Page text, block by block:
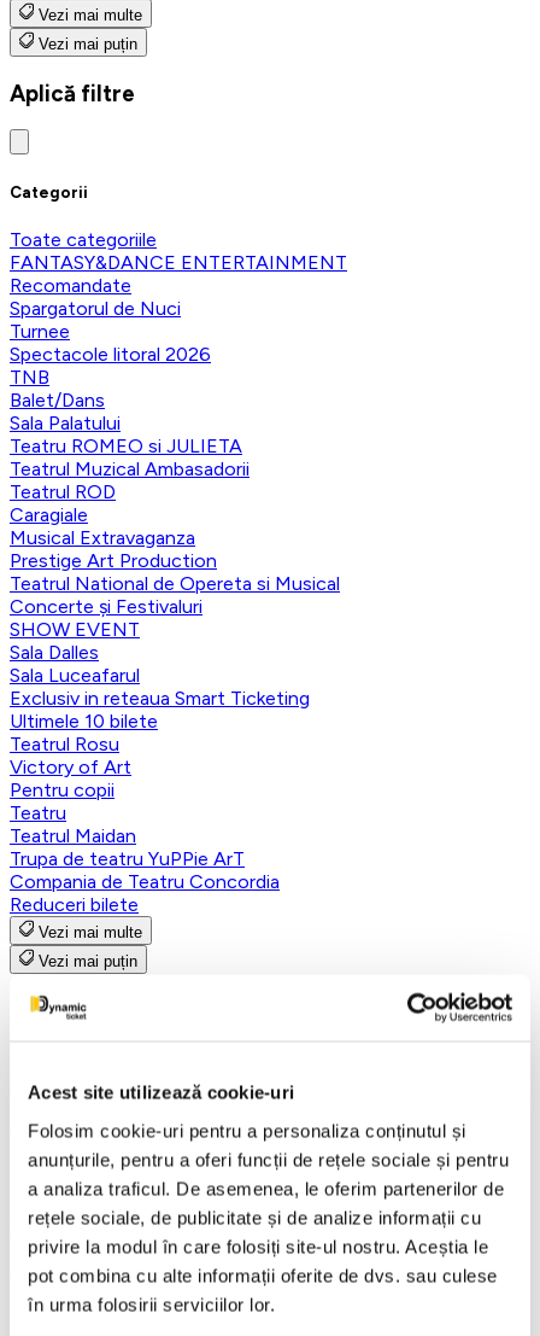
Acest site utilizează cookie-uri
Folosim cookie-uri pentru a personaliza conținutul și
anunțurile, pentru a oferi funcții de rețele sociale și pentru
a analiza traficul. De asemenea, le oferim partenerilor de
rețele sociale, de publicitate și de analize informații cu
privire la modul în care folosiți site-ul nostru. Aceștia le
pot combina cu alte informații oferite de dvs. sau culese
în urma folosirii serviciilor lor.
Vezi mai multe
Vezi mai puțin
Aplică filtre
Categorii
Toate categoriile
FANTASY&DANCE ENTERTAINMENT
Recomandate
Spargatorul de Nuci
Turnee
Spectacole litoral 2026
TNB
Balet/Dans
Sala Palatului
Teatru ROMEO si JULIETA
Teatrul Muzical Ambasadorii
Teatrul ROD
Caragiale
Musical Extravaganza
Prestige Art Production
Teatrul National de Opereta si Musical
Concerte și Festivaluri
SHOW EVENT
Sala Dalles
Sala Luceafarul
Exclusiv in reteaua Smart Ticketing
Ultimele 10 bilete
Teatrul Rosu
Victory of Art
Pentru copii
Teatru
Teatrul Maidan
Trupa de teatru YuPPie ArT
Compania de Teatru Concordia
Reduceri bilete
Vezi mai multe
Vezi mai puțin
Focsani
8 octombrie 2026, ora 19:00
Burlac la 40 de ani - Focsani
20 octombrie 2026, ora 19:00
MIZERABILII - Focsani